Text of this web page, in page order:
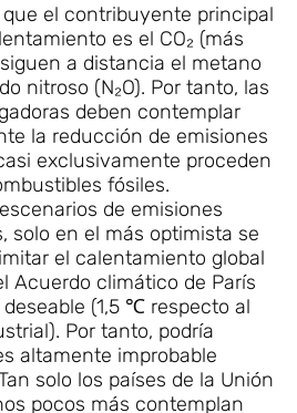
que el contribuyente principal
es el CO₂ (más
siguen a distancia el metano
nitroso (N₂O). Por tanto, las
deben contemplar
la reducción de emisiones
exclusivamente proceden
fósiles.
de emisiones
solo en el más optimista se
el calentamiento global
Acuerdo climático de París
(1,5 ℃ respecto al
Por tanto, podría
altamente improbable
solo los países de la Unión
pocos más contemplan